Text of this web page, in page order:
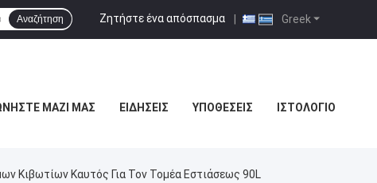
Greek
Ζητήστε ένα απόσπασμα |
Αναζήτηση
ΜΑΖΊ ΜΑΣ ΕΙΔΉΣΕΙΣ ΥΠΟΘΈΣΕΙΣ ΙΣΤΟΛΌΓΙΟ
Καυτός Για Τον Τομέα Εστιάσεως 90L